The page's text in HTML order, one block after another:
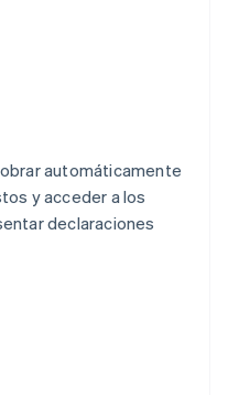
automáticamente
y acceder a los
declaraciones